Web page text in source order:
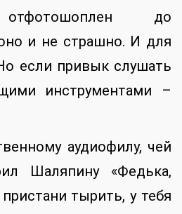
отфотошоплен до
и не страшно. И для
если привык слушать
инструментами –
аудиофилу, чей
Шаляпину «Федька,
тырить, у тебя